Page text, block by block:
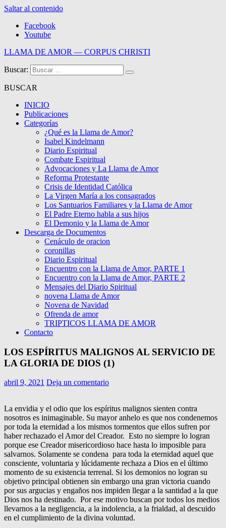
Saltar al contenido
Facebook
Youtube
LLAMA DE AMOR — CORPUS CHRISTI
Blog de la Llama de Amor
Buscar:
BUSCAR
INICIO
Publicaciones
Categorías
¿Qué es la Llama de Amor?
Isabel Kindelmann
Diario Espiritual
Combate Espiritual
Advocaciones y La Llama de Amor
Reforma Protestante
Crisis de Identidad Católica
La Virgen María a los consagrados
Los Santuarios Familiares y la Llama de Amor
El Padre Eterno habla a sus hijos
El Demonio y la Llama de Amor
Descarga de Documentos
Cenáculo de oracion
coronillas
Diario Espiritual
Encuentro con la Llama de Amor, PARTE 1
Encuentro con la Llama de Amor, PARTE 2
Mensajes del Diario Spiritual
novena Llama de Amor
Novena de Navidad
Ofrenda de amor
TRIPTICOS LLAMA DE AMOR
Contacto
LOS ESPÍRITUS MALIGNOS AL SERVICIO DE
LA GLORIA DE DIOS (1)
abril 9, 2021 Deja un comentario
La envidia y el odio que los espíritus malignos sienten contra
nosotros es inimaginable. Su mayor anhelo es que nos condenemos
por toda la eternidad a los mismos tormentos que ellos sufren por
haber rechazado el Amor del Creador. Esto no siempre lo logran
porque ese Creador misericordioso hace hasta lo imposible para
salvarnos. Solamente se condena para toda la eternidad aquel que
consciente, voluntaria y lúcidamente rechaza a Dios en el último
momento de su existencia terrenal. Si los demonios no logran su
objetivo principal obtienen sin embargo una gran victoria cuando
por sus argucias y engaños nos impiden llegar a la santidad a la que
Dios nos ha destinado. Por ese motivo buscan por todos los medios
llevarnos a la negligencia, a la indolencia, a la frialdad, al descuido
en el cumplimiento de la divina voluntad.